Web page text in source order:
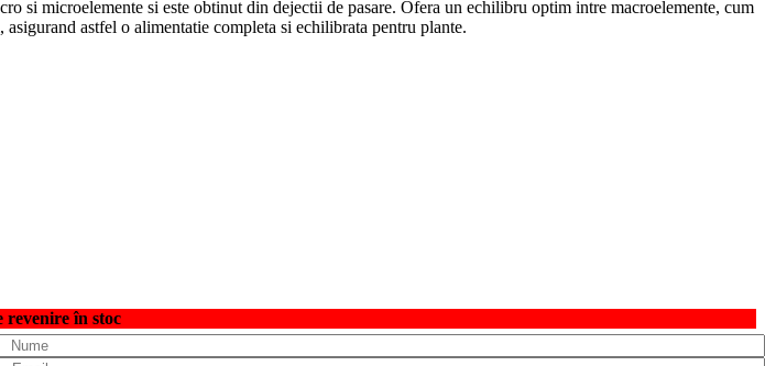
si microelemente si este obtinut din dejectii de pasare. Ofera un echilibru optim intre macroelemente, cum
astfel o alimentatie completa si echilibrata pentru plante.
revenire în stoc